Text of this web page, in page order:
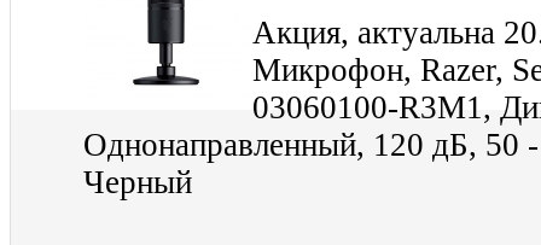
Акция, актуальна
Микрофон, Razer,
03060100-R3M1,
Однонаправленный, 120 дБ, 50
Черный